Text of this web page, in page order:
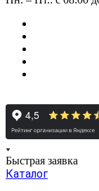
Быстрая заявка
Каталог